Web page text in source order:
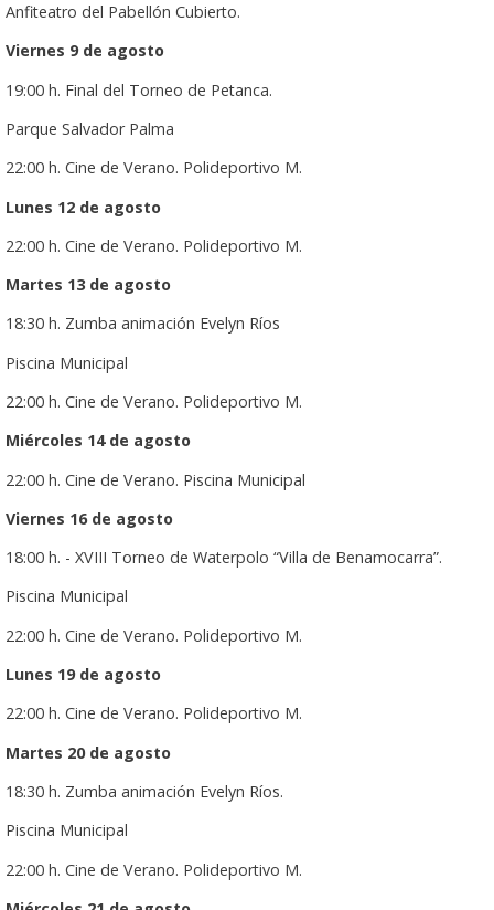
Anfiteatro del Pabellón Cubierto.
Viernes 9 de agosto
19:00 h. Final del Torneo de Petanca.
Parque Salvador Palma
22:00 h. Cine de Verano. Polideportivo M.
Lunes 12 de agosto
22:00 h. Cine de Verano. Polideportivo M.
Martes 13 de agosto
18:30 h. Zumba animación Evelyn Ríos
Piscina Municipal
22:00 h. Cine de Verano. Polideportivo M.
Miércoles 14 de agosto
22:00 h. Cine de Verano. Piscina Municipal
Viernes 16 de agosto
18:00 h. - XVIII Torneo de Waterpolo “Villa de Benamocarra”.
Piscina Municipal
22:00 h. Cine de Verano. Polideportivo M.
Lunes 19 de agosto
22:00 h. Cine de Verano. Polideportivo M.
Martes 20 de agosto
18:30 h. Zumba animación Evelyn Ríos.
Piscina Municipal
22:00 h. Cine de Verano. Polideportivo M.